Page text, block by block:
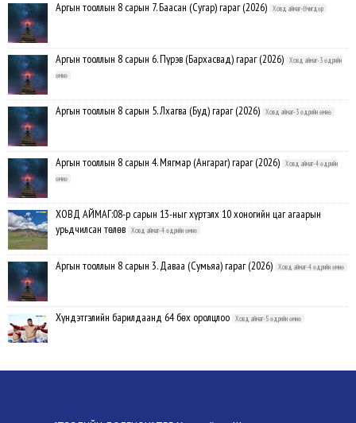
Аргын тооллын 8 сарын 7. Баасан (Сугар) гараг (2026) Ховд аймаг-Өчигдөр
Аргын тооллын 8 сарын 6. Пүрэв (Бархасвад) гараг (2026)
Ховд аймаг-3 өдрийн
өмнө
Аргын тооллын 8 сарын 5. Лхагва (Буд) гараг (2026) Ховд аймаг-3 өдрийн өмнө
Аргын тооллын 8 сарын 4. Мягмар (Ангараг) гараг (2026)
Ховд аймаг-4 өдрийн
өмнө
ХОВД АЙМАГ:08-р сарын 13-ныг хүртэлх 10 хоногийн цаг агаарын
урьдчилсан төлөв
Ховд аймаг-4 өдрийн өмнө
Аргын тооллын 8 сарын 3. Даваа (Сумьяа) гараг (2026) Ховд аймаг-4 өдрийн өмнө
Хүндэтгэлийн барилдаанд 64 бөх оролцлоо Ховд аймаг-5 өдрийн өмнө
Улсын цол, чимэг хүртсэн бөхчүүд, харваачдад хүндэтгэл үзүүлэв
Ховд